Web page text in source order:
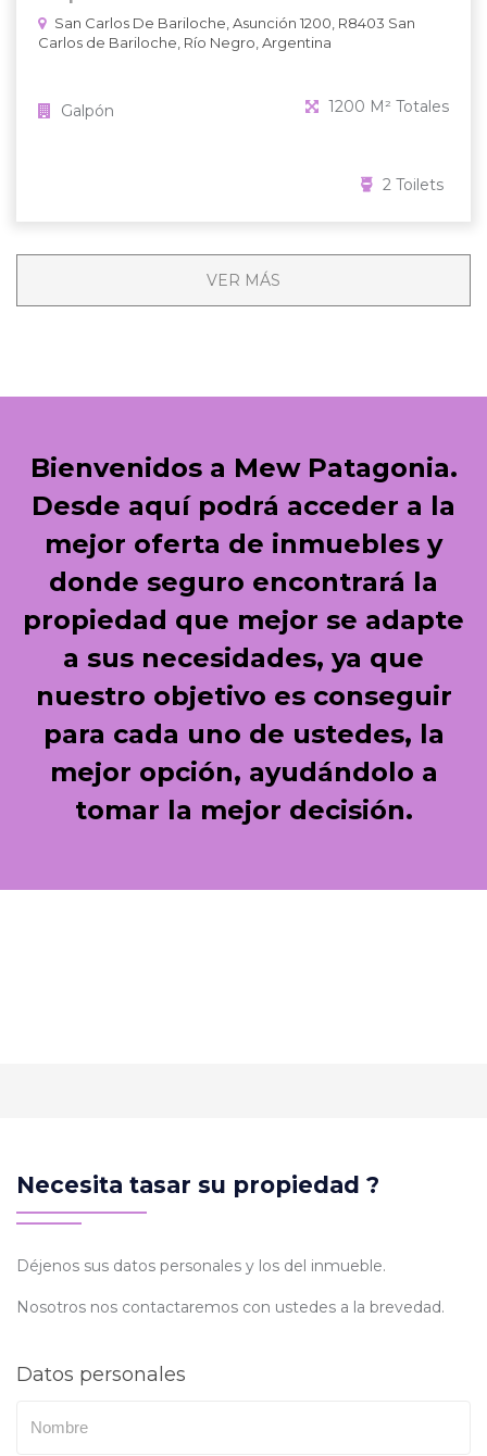
San Carlos De Bariloche, Asunción 1200, R8403 San
Carlos de Bariloche, Río Negro, Argentina
Galpón 1200 M² Totales
2 Toilets
VER MÁS
Bienvenidos a Mew Patagonia.
Desde aquí podrá acceder a la
mejor oferta de inmuebles y
donde seguro encontrará la
propiedad que mejor se adapte
a sus necesidades, ya que
nuestro objetivo es conseguir
para cada uno de ustedes, la
mejor opción, ayudándolo a
tomar la mejor decisión.
Necesita tasar su propiedad ?
Déjenos sus datos personales y los del inmueble.
Nosotros nos contactaremos con ustedes a la brevedad.
Datos personales